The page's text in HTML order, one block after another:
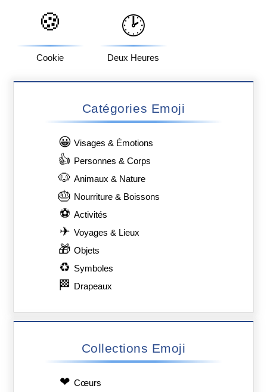
🍪
Cookie
🕑
Deux Heures
Catégories Emoji
😀 Visages & Émotions
👍 Personnes & Corps
🐶 Animaux & Nature
🎂 Nourriture & Boissons
⚽ Activités
✈ Voyages & Lieux
🎁 Objets
♻ Symboles
🏁 Drapeaux
Collections Emoji
❤ Сœurs